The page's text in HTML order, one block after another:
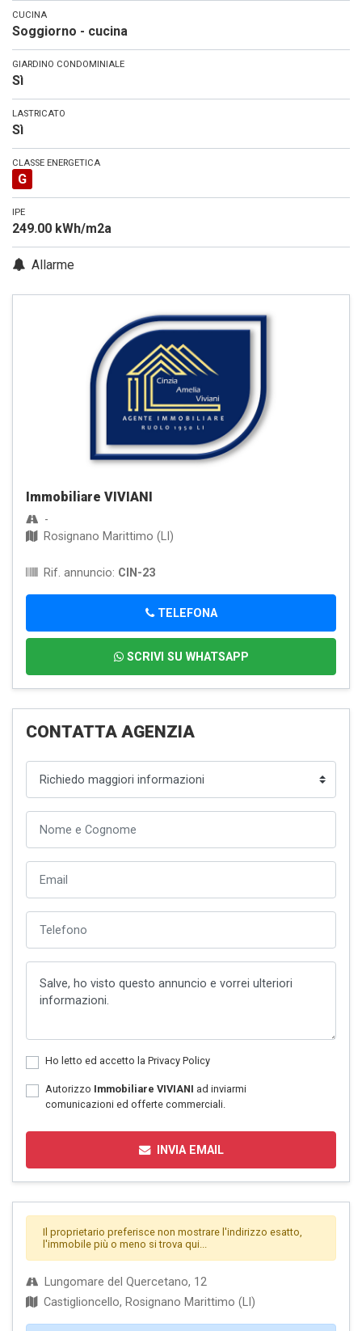
CUCINA
Soggiorno - cucina
GIARDINO CONDOMINIALE
Sì
LASTRICATO
Sì
CLASSE ENERGETICA
G
IPE
249.00 kWh/m2a
Allarme
Immobiliare VIVIANI
-
Rosignano Marittimo (LI)
Rif. annuncio: CIN-23
TELEFONA
SCRIVI SU WHATSAPP
CONTATTA AGENZIA
Ho letto ed accetto la Privacy Policy
Autorizzo Immobiliare VIVIANI ad inviarmi
comunicazioni ed offerte commerciali.
INVIA EMAIL
Il proprietario preferisce non mostrare l'indirizzo esatto,
l'immobile più o meno si trova qui...
Lungomare del Quercetano, 12
Castiglioncello, Rosignano Marittimo (LI)